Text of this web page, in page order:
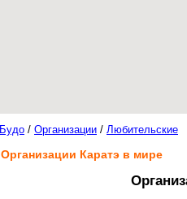
Будо / Организации / Любительские
Организации Каратэ в мире